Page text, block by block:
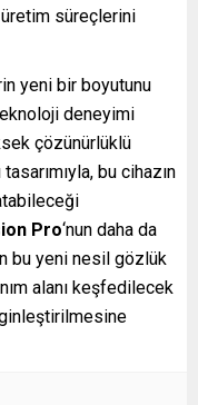
üretim süreçlerini
yeni bir boyutunu
deneyimi
çözünürlüklü
bu cihazın
Pro‘nun daha da
bu yeni nesil gözlük
alanı keşfedilecek